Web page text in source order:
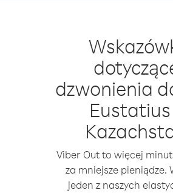
dzwonienia
Eustatius
Viber Out to więcej minut
za mniejsze pieniądze.
jeden z naszych